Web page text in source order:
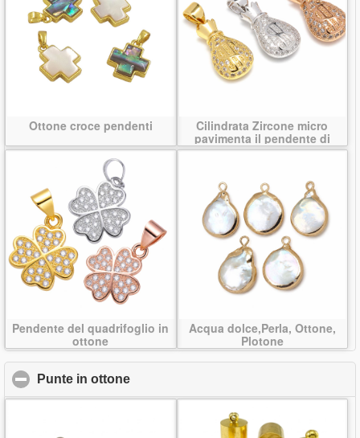
Ottone croce pendenti
Cilindrata Zircone micro
pavimenta il pendente di
ottone
Pendente del quadrifoglio in
ottone
Acqua dolce,Perla, Ottone,
Plotone
Punte in ottone